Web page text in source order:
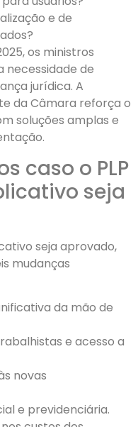
e de
os ministros
necessidade de
jurídica. A
da Câmara reforça o
soluções amplas e
caso o PLP
seja
seja aprovado,
mudanças
da mão de
e acesso a
novas
e previdenciária.